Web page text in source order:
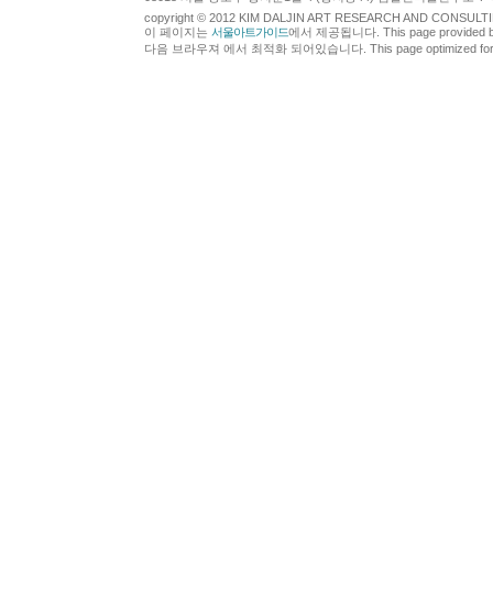
copyright © 2012 KIM DALJIN ART RESEARCH AND
이 페이지는 서울아트가이드에서 제공됩니다. This page provided
다음 브라우져 에서 최적화 되어있습니다. This page optimized